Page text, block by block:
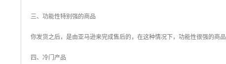
三、功能性特别强的商品
你发货之后，是由亚马逊来完成售后的，在这种情况下，功能性很强的商品
四、冷门产品